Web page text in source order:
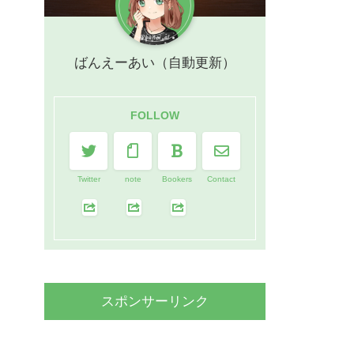
ばんえーあい（自動更新）
FOLLOW
Twitter note Bookers Contact
スポンサーリンク